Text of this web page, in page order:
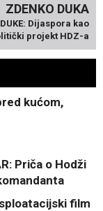
ZDENKO DUKA
DUKE: Dijaspora kao
projekt HDZ-a
kućom,
Priča o Hodži
film